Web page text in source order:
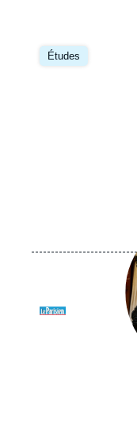
Études
Image
principale
Logo